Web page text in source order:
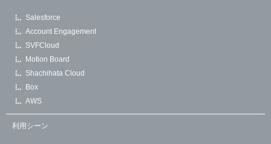
Salesforce
Account Engagement
SVFCloud
Motion Board
Shachihata Cloud
Box
AWS
利用シーン